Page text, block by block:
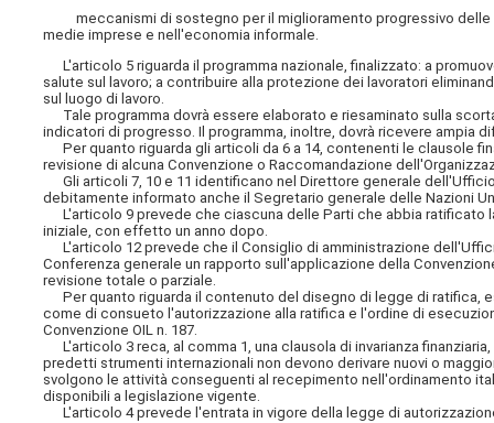
meccanismi di sostegno per il miglioramento progressivo delle
medie imprese e nell'economia informale.
L'articolo 5 riguarda il programma nazionale, finalizzato: a
salute sul lavoro; a contribuire alla protezione dei lavoratori
sul luogo di lavoro.
Tale programma dovrà essere elaborato e riesaminato sulla
indicatori di progresso. Il programma, inoltre, dovrà ricevere ampia
Per quanto riguarda gli articoli da 6 a 14, contenenti le clausole
revisione di alcuna Convenzione o Raccomandazione
Gli articoli 7, 10 e 11 identificano nel Direttore generale
debitamente informato anche il Segretario generale delle Nazioni
L'articolo 9 prevede che ciascuna delle Parti che abbia ratificato
iniziale, con effetto un anno dopo.
L'articolo 12 prevede che il Consiglio di amministrazione
Conferenza generale un rapporto sull'applicazione della
revisione totale o parziale.
Per quanto riguarda il contenuto del disegno di legge di ratifica,
come di consueto l'autorizzazione alla ratifica e l'ordine di
Convenzione OIL n. 187.
L'articolo 3 reca, al comma 1, una clausola di invarianza
predetti strumenti internazionali non devono derivare nuovi o
svolgono le attività conseguenti al recepimento nell'ordinamento
disponibili a legislazione vigente.
L'articolo 4 prevede l'entrata in vigore della legge di